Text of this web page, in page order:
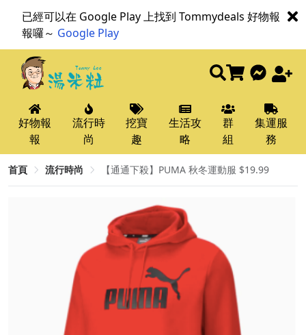
已經可以在 Google Play 上找到 Tommydeals 好物報
報囉～ Google Play
好物報
報
流行時
尚
挖寶
趣
生活攻
略
群
組
集運服
務
首頁 流行時尚 【通通下殺】PUMA 秋冬運動服 $19.99